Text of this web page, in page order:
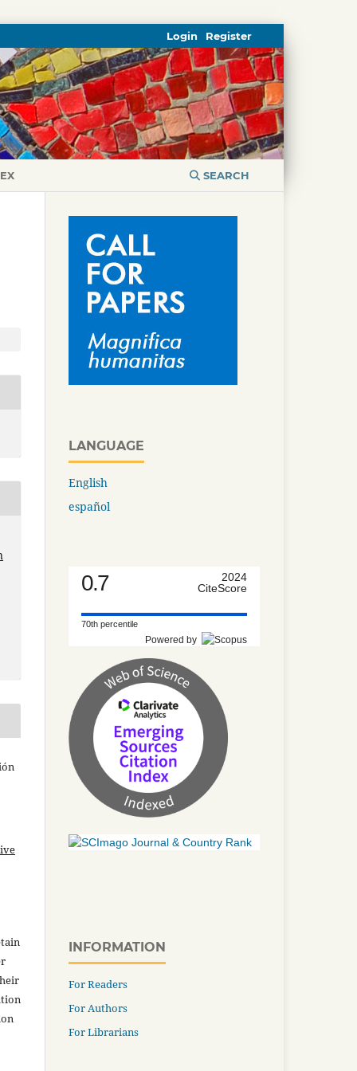
SEARCH
Register
Login
LANGUAGE
English
español
0.7
2024
CiteScore
70th percentile
Powered by
INFORMATION
For Readers
For Authors
For Librarians